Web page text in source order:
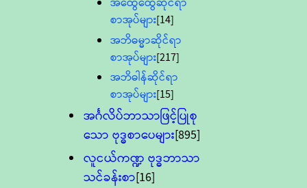
စာအုပ်များ[14]
အဘိဓမ္မာဆိုင်ရာ
စာအုပ်များ[217]
အဘိဓါန်ဆိုင်ရာ
စာအုပ်များ[15]
အင်္ဂလိပ်ဘာသာဖြင့်ပြုစု
သော ဗုဒ္ဓစာပေများ[895]
လူငယ်ကဏ္ဍ ဗုဒ္ဓဘာသာ
သင်ခန်းစာ[16]